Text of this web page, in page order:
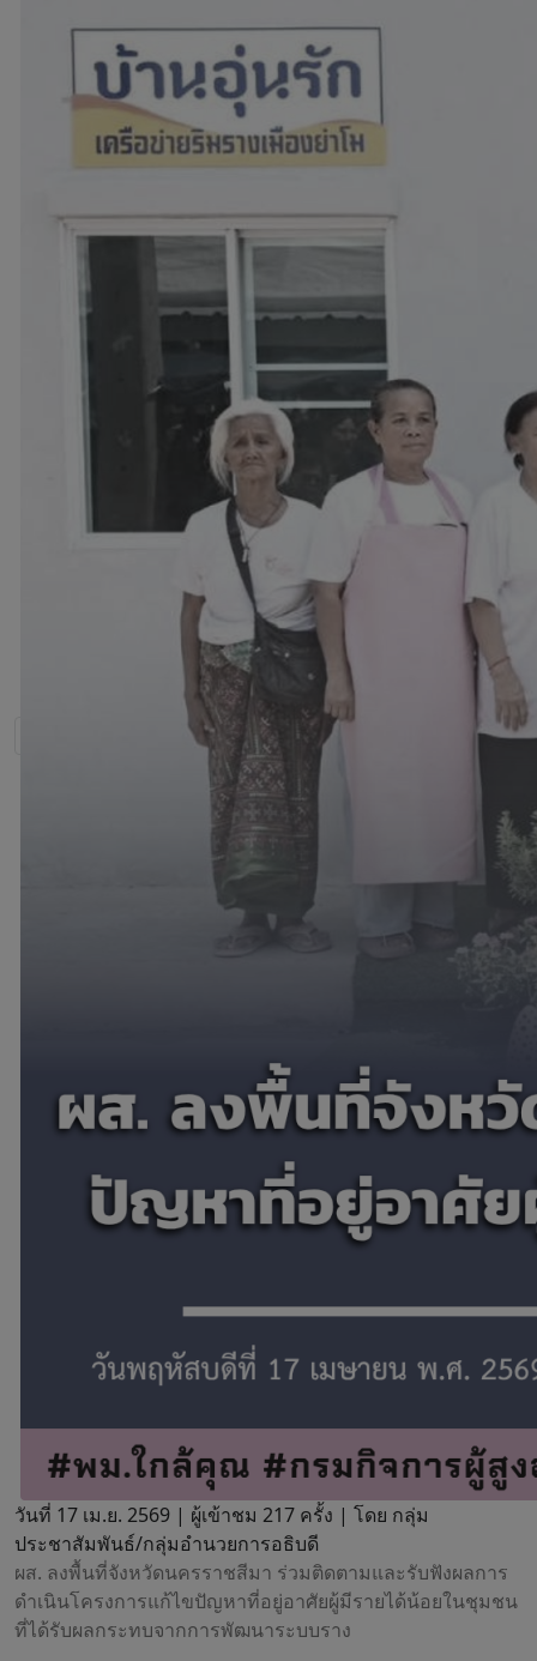
วันที่ 17 เม.ย. 2569 | ผู้เข้าชม 217 ครั้ง | โดย กลุ่ม
ประชาสัมพันธ์/กลุ่มอำนวยการอธิบดี
ผส. ลงพื้นที่จังหวัดนครราชสีมา ร่วมติดตามและรับฟังผลการ
ดำเนินโครงการแก้ไขปัญหาที่อยู่อาศัยผู้มีรายได้น้อยในชุมชน
ที่ได้รับผลกระทบจากการพัฒนาระบบราง